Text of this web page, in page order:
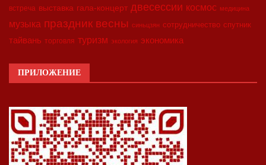
встреча выставка гала-концерт двесессии космос медицина
музыка праздник весны синьцзян сотрудничество спутник
тайвань торговля туризм экология экономика
ПРИЛОЖЕНИЕ